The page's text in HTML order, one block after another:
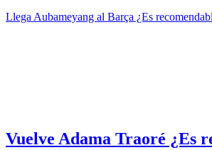
Llega Aubameyang al Barça ¿Es
Vuelve Adama Traoré ¿Es